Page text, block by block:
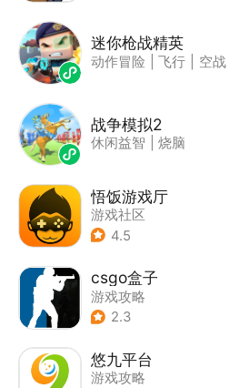
迷你枪战精英
动作冒险 飞行 空战
战争模拟2
休闲益智 烧脑
悟饭游戏厅
游戏社区
4.5
csgo盒子
游戏攻略
2.3
悠九平台
游戏攻略